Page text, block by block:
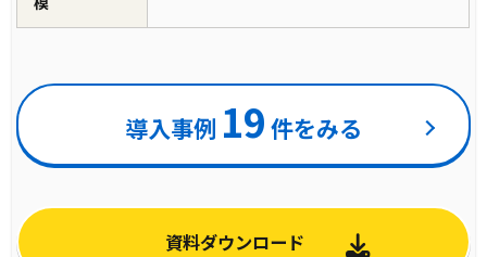
導入事例 19 件をみる
資料ダウンロード